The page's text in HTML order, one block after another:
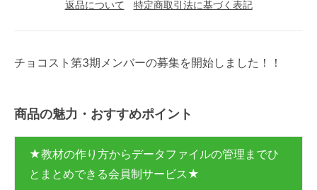
返品について 特定商取引法に基づく表記
チョコスト第3期メンバーの募集を開始しました！！
商品の魅力・おすすめポイント
★教材の作り方からデータファイルの管理までひ
とまとめできる会員制サービス★